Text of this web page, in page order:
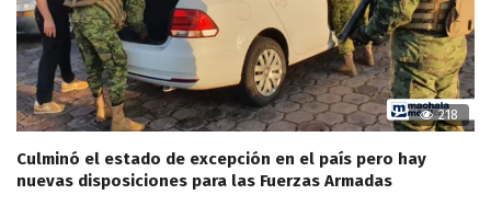
218
Culminó el estado de excepción en el país pero hay
nuevas disposiciones para las Fuerzas Armadas